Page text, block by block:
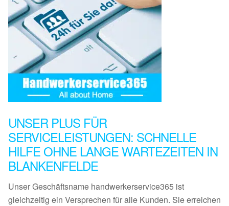
UNSER PLUS FÜR
SERVICELEISTUNGEN: SCHNELLE
HILFE OHNE LANGE WARTEZEITEN IN
BLANKENFELDE
Unser Geschäftsname handwerkerservice365 ist
gleichzeitig ein Versprechen für alle Kunden. Sie erreichen